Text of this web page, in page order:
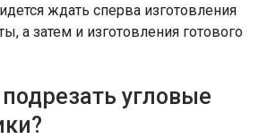
ждать сперва изготовления
а затем и изготовления готового
угловые